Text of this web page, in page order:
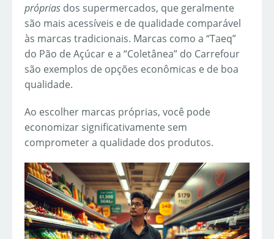
próprias dos supermercados, que geralmente
são mais acessíveis e de qualidade comparável
às marcas tradicionais. Marcas como a “Taeq”
do Pão de Açúcar e a “Coletânea” do Carrefour
são exemplos de opções econômicas e de boa
qualidade.
Ao escolher marcas próprias, você pode
economizar significativamente sem
comprometer a qualidade dos produtos.